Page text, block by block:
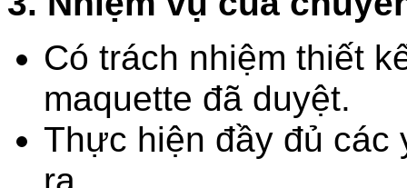
Có trách nhiệm thiết
maquette đã duyệt.
Thực hiện đầy đủ các
ra.